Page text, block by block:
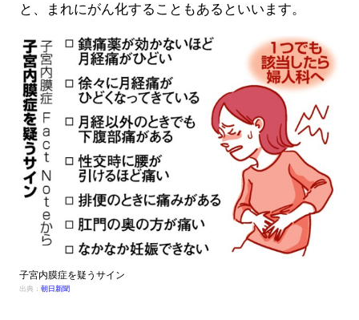
と、まれにがん化することもあるといいます。
子宮内膜症を疑うサイン
出典： 朝日新聞